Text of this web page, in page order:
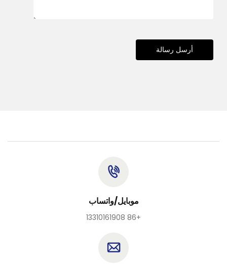
أرسل رسالة
موبايل/واتساب
+86 13310161908